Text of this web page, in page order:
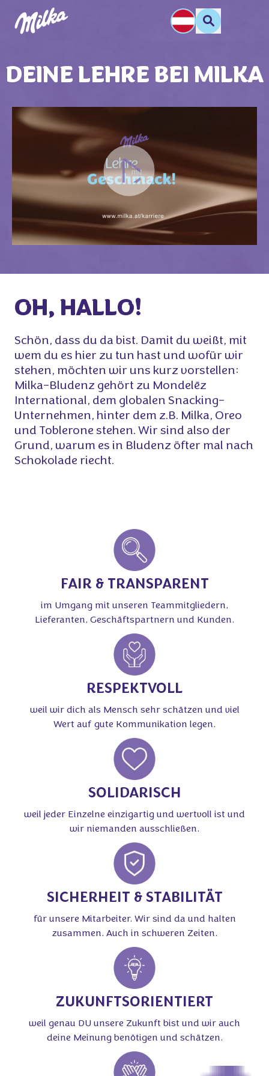
DEINE LEHRE BEI MILKA
OH, HALLO!
Schön, dass du da bist. Damit du weißt, mit
wem du es hier zu tun hast und wofür wir
stehen, möchten wir uns kurz vorstellen:
Milka-Bludenz gehört zu Mondelēz
International, dem globalen Snacking-
Unternehmen, hinter dem z.B. Milka, Oreo
und Toblerone stehen. Wir sind also der
Grund, warum es in Bludenz öfter mal nach
Schokolade riecht.
FAIR & TRANSPARENT
im Umgang mit unseren Teammitgliedern,
Lieferanten, Geschäftspartnern und Kunden.
RESPEKTVOLL
weil wir dich als Mensch sehr schätzen und viel
Wert auf gute Kommunikation legen.
SOLIDARISCH
weil jeder Einzelne einzigartig und wertvoll ist und
wir niemanden ausschließen.
SICHERHEIT & STABILITÄT
für unsere Mitarbeiter. Wir sind da und halten
zusammen. Auch in schweren Zeiten.
ZUKUNFTSORIENTIERT
weil genau DU unsere Zukunft bist und wir auch
deine Meinung benötigen und schätzen.